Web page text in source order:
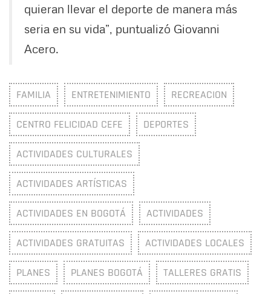
quieran llevar el deporte de manera más
seria en su vida”, puntualizó Giovanni
Acero.
FAMILIA ENTRETENIMIENTO RECREACION
CENTRO FELICIDAD CEFE DEPORTES
ACTIVIDADES CULTURALES
ACTIVIDADES ARTÍSTICAS
ACTIVIDADES EN BOGOTÁ ACTIVIDADES
ACTIVIDADES GRATUITAS ACTIVIDADES LOCALES
PLANES PLANES BOGOTÁ TALLERES GRATIS